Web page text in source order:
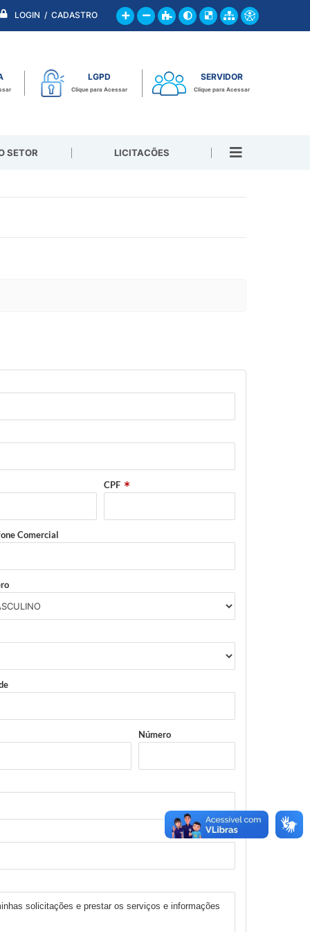
LOGIN / CADASTRO
LGPD
Clique para Acessar
SERVIDOR
Clique para Acessar
SETOR LICITACÕES
CPF
Comercial
Número
solicitações e prestar os serviços e informações